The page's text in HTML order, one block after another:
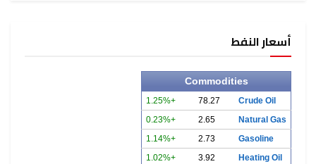
أسعار النفط
Commodities
Crude Oil
78.27
+1.25%
Natural Gas
2.65
+0.23%
Gasoline
2.73
+1.14%
Heating Oil
3.92
+1.02%